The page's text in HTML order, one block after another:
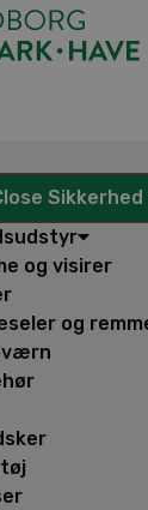
Sikkerhed
og visirer
og